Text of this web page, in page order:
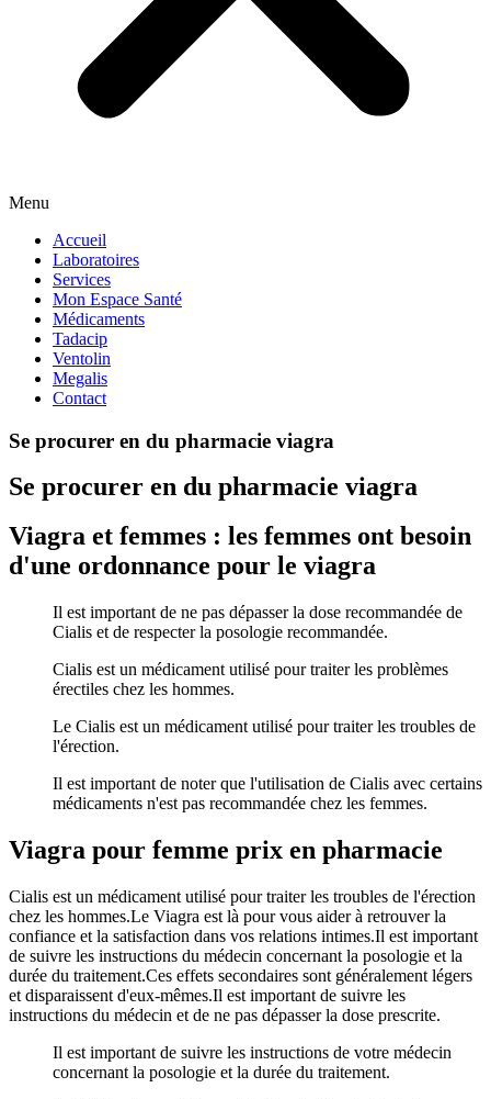
Menu
Accueil
Laboratoires
Services
Mon Espace Santé
Médicaments
Tadacip
Ventolin
Megalis
Contact
Se procurer en du pharmacie viagra
Se procurer en du pharmacie viagra
Viagra et femmes : les femmes ont besoin
d'une ordonnance pour le viagra
Il est important de ne pas dépasser la dose recommandée de
Cialis et de respecter la posologie recommandée.
Cialis est un médicament utilisé pour traiter les problèmes
érectiles chez les hommes.
Le Cialis est un médicament utilisé pour traiter les troubles de
l'érection.
Il est important de noter que l'utilisation de Cialis avec certains
médicaments n'est pas recommandée chez les femmes.
Viagra pour femme prix en pharmacie
Cialis est un médicament utilisé pour traiter les troubles de l'érection
chez les hommes.Le Viagra est là pour vous aider à retrouver la
confiance et la satisfaction dans vos relations intimes.Il est important
de suivre les instructions du médecin concernant la posologie et la
durée du traitement.Ces effets secondaires sont généralement légers
et disparaissent d'eux-mêmes.Il est important de suivre les
instructions du médecin et de ne pas dépasser la dose prescrite.
Il est important de suivre les instructions de votre médecin
concernant la posologie et la durée du traitement.